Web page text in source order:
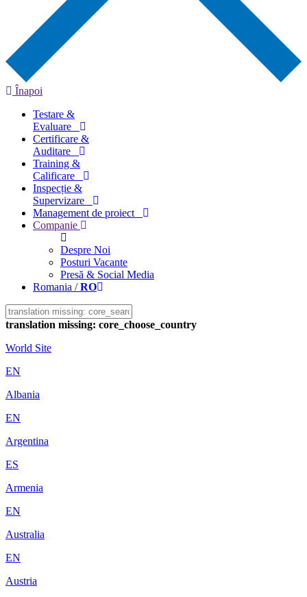
Înapoi
Testare &
Evaluare
Certificare &
Auditare
Training &
Calificare
Inspecție &
Supervizare
Management de proiect
Companie
Despre Noi
Posturi Vacante
Presă & Social Media
Romania /RO
translation missing: core_choose_country
World Site
EN
Albania
EN
Argentina
ES
Armenia
EN
Australia
EN
Austria